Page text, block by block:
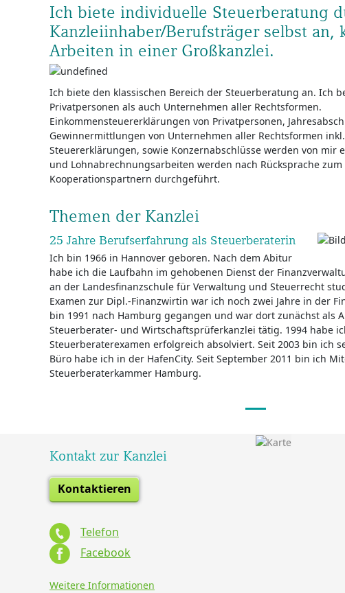
Ich biete individuelle Steuerberatung
Kanzleiinhaber/Berufsträger selbst an,
Arbeiten in einer Großkanzlei.
Ich biete den klassischen Bereich der Steuerberatung an. Ich
Privatpersonen als auch Unternehmen aller Rechtsformen.
Einkommensteuererklärungen von Privatpersonen,
Gewinnermittlungen von Unternehmen aller Rechtsformen
Steuererklärungen, sowie Konzernabschlüsse werden von mir
und Lohnabrechnungsarbeiten werden nach Rücksprache
Kooperationspartnern durchgeführt.
Themen der Kanzlei
25 Jahre Berufserfahrung als Steuerberaterin
Ich bin 1966 in Hannover geboren. Nach dem Abitur
habe ich die Laufbahn im gehobenen Dienst der
an der Landesfinanzschule für Verwaltung und Steuerrecht
Examen zur Dipl.-Finanzwirtin war ich noch zwei Jahre in der
bin 1991 nach Hamburg gegangen und war dort zunächst als
Steuerberater- und Wirtschaftsprüferkanzlei tätig. 1994 habe
Steuerberaterexamen erfolgreich absolviert. Seit 2003 bin ich
Büro habe ich in der HafenCity. Seit September 2011 bin ich
Steuerberaterkammer Hamburg.
Kontakt zur Kanzlei
Kontaktieren
Telefon
Facebook
Weitere Informationen